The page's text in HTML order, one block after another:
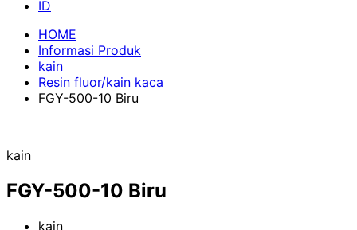
HOME
Informasi Produk
kain
Resin fluor/kain kaca
FGY-500-10 Biru
kain
FGY-500-10 Biru
kain